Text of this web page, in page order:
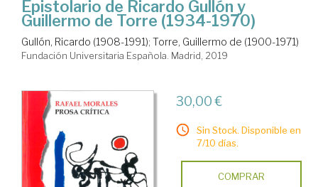
Epistolario de Ricardo Gullón y
Guillermo de Torre (1934-1970)
Gullón, Ricardo (1908-1991); Torre, Guillermo de (1900-1971)
Fundación Universitaria Española. Madrid, 2019
30,00 €
Sin Stock. Disponible en
7/10 días.
COMPRAR